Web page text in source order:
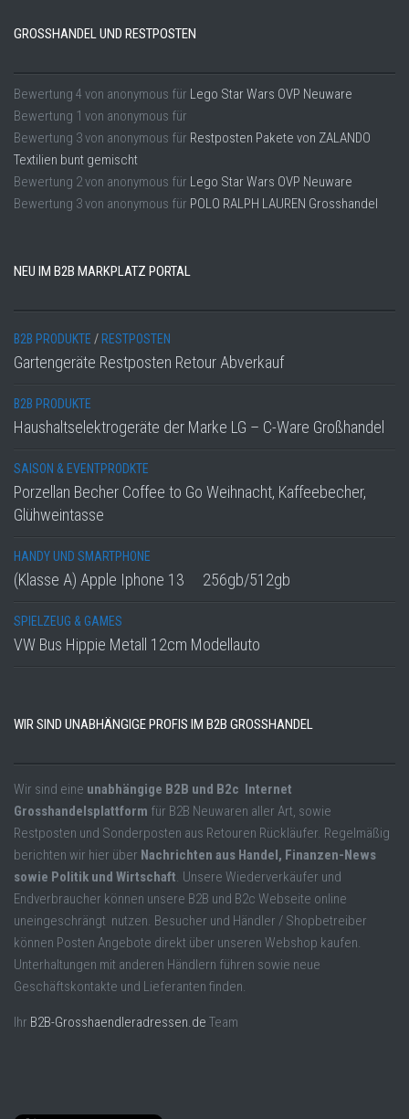
GROSSHANDEL UND RESTPOSTEN
Bewertung 4 von anonymous für Lego Star Wars OVP Neuware
Bewertung 1 von anonymous für
Bewertung 3von anonymous für Restposten Pakete von ZALANDO
Textilien bunt gemischt
Bewertung 2von anonymous für Lego Star Wars OVP Neuware
Bewertung 3von anonymous für POLO RALPH LAUREN Grosshandel
NEU IM B2B MARKPLATZ PORTAL
B2B PRODUKTE / RESTPOSTEN
Gartengeräte Restposten Retour Abverkauf
B2B PRODUKTE
Haushaltselektrogeräte der Marke LG – C-Ware Großhandel
SAISON & EVENTPRODKTE
Porzellan Becher Coffee to Go Weihnacht, Kaffeebecher,
Glühweintasse
HANDY UND SMARTPHONE
(Klasse A) Apple Iphone 13 256gb/512gb
SPIELZEUG & GAMES
VW Bus Hippie Metall 12cm Modellauto
WIR SIND UNABHÄNGIGE PROFIS IM B2B GROSSHANDEL
Wir sind eine unabhängige B2B und B2c Internet
Grosshandelsplattform für B2B Neuwaren aller Art, sowie
Restposten und Sonderposten aus Retouren Rückläufer. Regelmäßig
berichten wir hier über Nachrichten aus Handel, Finanzen-News
sowie Politik und Wirtschaft. Unsere Wiederverkäufer und
Endverbraucher können unsere B2B und B2c Webseite online
uneingeschrängt nutzen. Besucher und Händler / Shopbetreiber
können Posten Angebote direkt über unseren Webshop kaufen.
Unterhaltungen mit anderen Händlern führen sowie neue
Geschäftskontakte und Lieferanten finden.
Ihr B2B-Grosshaendleradressen.de Team